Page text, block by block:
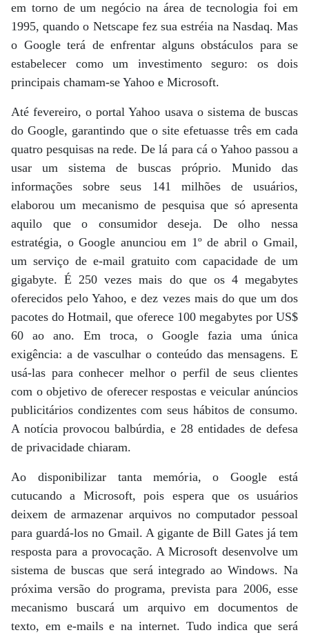
em torno de um negócio na área de tecnologia foi em
1995, quando o Netscape fez sua estréia na Nasdaq. Mas
o Google terá de enfrentar alguns obstáculos para se
estabelecer como um investimento seguro: os dois
principais chamam-se Yahoo e Microsoft.
Até fevereiro, o portal Yahoo usava o sistema de buscas
do Google, garantindo que o site efetuasse três em cada
quatro pesquisas na rede. De lá para cá o Yahoo passou a
usar um sistema de buscas próprio. Munido das
informações sobre seus 141 milhões de usuários,
elaborou um mecanismo de pesquisa que só apresenta
aquilo que o consumidor deseja. De olho nessa
estratégia, o Google anunciou em 1º de abril o Gmail,
um serviço de e-mail gratuito com capacidade de um
gigabyte. É 250 vezes mais do que os 4 megabytes
oferecidos pelo Yahoo, e dez vezes mais do que um dos
pacotes do Hotmail, que oferece 100 megabytes por US$
60 ao ano. Em troca, o Google fazia uma única
exigência: a de vasculhar o conteúdo das mensagens. E
usá-las para conhecer melhor o perfil de seus clientes
com o objetivo de oferecer respostas e veicular anúncios
publicitários condizentes com seus hábitos de consumo.
A notícia provocou balbúrdia, e 28 entidades de defesa
de privacidade chiaram.
Ao disponibilizar tanta memória, o Google está
cutucando a Microsoft, pois espera que os usuários
deixem de armazenar arquivos no computador pessoal
para guardá-los no Gmail. A gigante de Bill Gates já tem
resposta para a provocação. A Microsoft desenvolve um
sistema de buscas que será integrado ao Windows. Na
próxima versão do programa, prevista para 2006, esse
mecanismo buscará um arquivo em documentos de
texto, em e-mails e na internet. Tudo indica que será